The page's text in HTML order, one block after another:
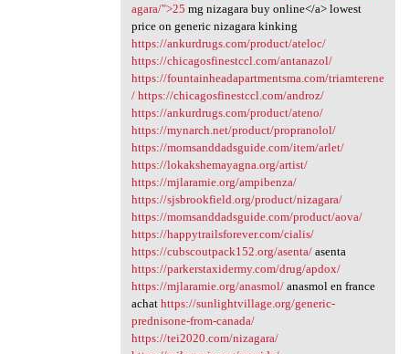
agara/">25 mg nizagara buy online</a> lowest
price on generic nizagara kinking
https://ankurdrugs.com/product/ateloc/
https://chicagosfinestccl.com/antanazol/
https://fountainheadapartmentsma.com/triamterene
/ https://chicagosfinestccl.com/androz/
https://ankurdrugs.com/product/ateno/
https://mynarch.net/product/propranolol/
https://momsanddadsguide.com/item/arlet/
https://lokakshemayagna.org/artist/
https://mjlaramie.org/ampibenza/
https://sjsbrookfield.org/product/nizagara/
https://momsanddadsguide.com/product/aova/
https://happytrailsforever.com/cialis/
https://cubscoutpack152.org/asenta/asenta
https://parkerstaxidermy.com/drug/apdox/
https://mjlaramie.org/anasmol/anasmol en france
achat https://sunlightvillage.org/generic-
prednisone-from-canada/
https://tei2020.com/nizagara/